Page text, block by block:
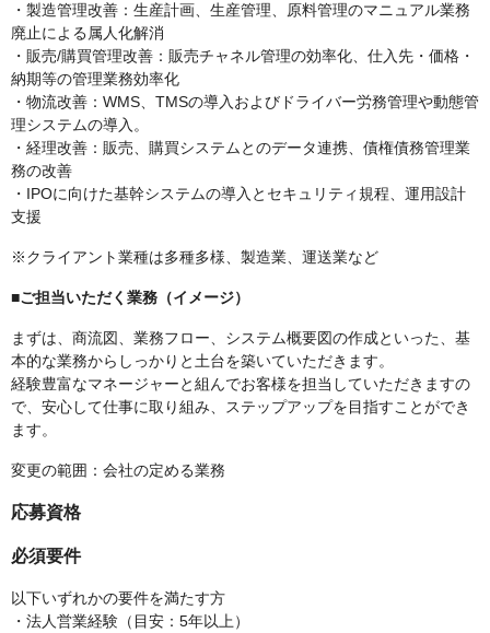
・製造管理改善：生産計画、生産管理、原料管理のマニュアル業務
廃止による属人化解消
・販売/購買管理改善：販売チャネル管理の効率化、仕入先・価格・
納期等の管理業務効率化
・物流改善：WMS、TMSの導入およびドライバー労務管理や動態管
理システムの導入。
・経理改善：販売、購買システムとのデータ連携、債権債務管理業
務の改善
・IPOに向けた基幹システムの導入とセキュリティ規程、運用設計
支援
※クライアント業種は多種多様、製造業、運送業など
■ご担当いただく業務（イメージ）
まずは、商流図、業務フロー、システム概要図の作成といった、基
本的な業務からしっかりと土台を築いていただきます。
経験豊富なマネージャーと組んでお客様を担当していただきますの
で、安心して仕事に取り組み、ステップアップを目指すことができ
ます。
変更の範囲：会社の定める業務
応募資格
必須要件
以下いずれかの要件を満たす方
・法人営業経験（目安：5年以上）